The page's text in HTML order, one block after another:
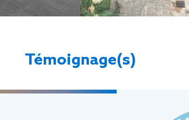
Témoignage(s)